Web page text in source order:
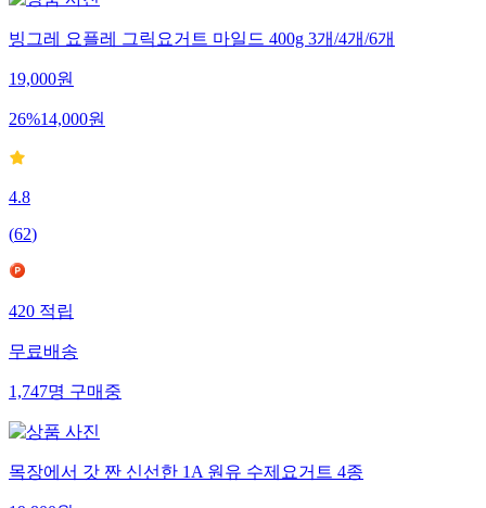
빙그레 요플레 그릭요거트 마일드 400g 3개/4개/6개
19,000원
26%14,000원
4.8
(62)
420적립
무료배송
1,747명구매중
목장에서 갓 짠 신선한 1A 원유 수제요거트 4종